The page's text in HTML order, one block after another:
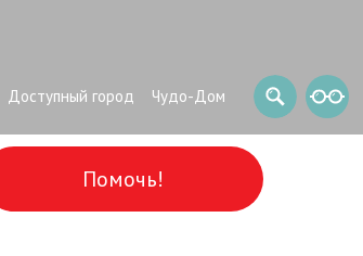
Доступный город Чудо-Дом
Помочь!